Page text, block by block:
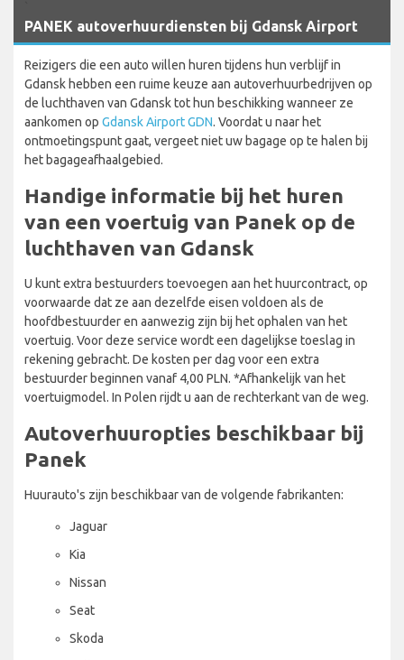
PANEK autoverhuurdiensten bij Gdansk Airport
Reizigers die een auto willen huren tijdens hun verblijf in
Gdansk hebben een ruime keuze aan autoverhuurbedrijven op
de luchthaven van Gdansk tot hun beschikking wanneer ze
aankomen op Gdansk Airport GDN. Voordat u naar het
ontmoetingspunt gaat, vergeet niet uw bagage op te halen bij
het bagageafhaalgebied.
Handige informatie bij het huren
van een voertuig van Panek op de
luchthaven van Gdansk
U kunt extra bestuurders toevoegen aan het huurcontract, op
voorwaarde dat ze aan dezelfde eisen voldoen als de
hoofdbestuurder en aanwezig zijn bij het ophalen van het
voertuig. Voor deze service wordt een dagelijkse toeslag in
rekening gebracht. De kosten per dag voor een extra
bestuurder beginnen vanaf 4,00 PLN. *Afhankelijk van het
voertuigmodel. In Polen rijdt u aan de rechterkant van de weg.
Autoverhuuropties beschikbaar bij
Panek
Huurauto's zijn beschikbaar van de volgende fabrikanten:
Jaguar
Kia
Nissan
Seat
Skoda